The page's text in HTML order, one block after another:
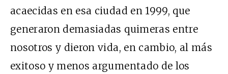
acaecidas en esa ciudad en 1999, que
generaron demasiadas quimeras entre
nosotros y dieron vida, en cambio, al más
exitoso y menos argumentado de los